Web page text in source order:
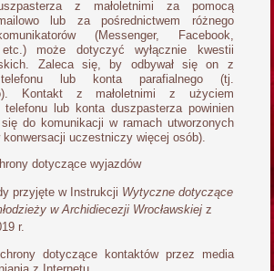
z małoletnimi za pomocą
lub za pośrednictwem różnego
(Messenger, Facebook,
etc.) może dotyczyć wyłącznie kwestii
Zaleca się, by odbywał się on z
lub konta parafialnego (tj.
Kontakt z małoletnimi z użyciem
telefonu lub konta duszpasterza powinien
do komunikacji w ramach utworzonych
konwersacji uczestniczy więcej osób).
dotyczące wyjazdów
przyjęte w Instrukcji Wytyczne dotyczące
w Archidiecezji Wrocławskiej z
r.
dotyczące kontaktów przez media